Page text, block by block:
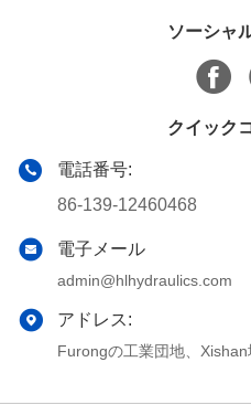
ソーシャ
クイック
電話番号:
86-139-12460468
電子メール
admin@hlhydraulics.com
アドレス:
Furongの工業団地、